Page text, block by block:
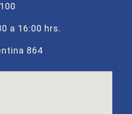
a 16:00 hrs.
864